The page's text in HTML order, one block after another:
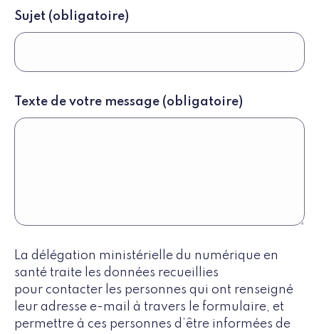
Sujet (obligatoire)
Texte de votre message (obligatoire)
La délégation ministérielle du numérique en
santé traite les données recueillies
pour contacter les personnes qui ont renseigné
leur adresse e-mail à travers le formulaire, et
permettre à ces personnes d’être informées de